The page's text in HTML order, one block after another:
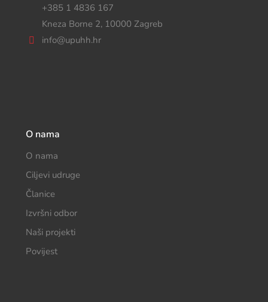
+385 1 4836 167
Kneza Borne 2, 10000 Zagreb
info@upuhh.hr
O nama
O nama
Ciljevi udruge
Članice
Izvršni odbor
Naši projekti
Povijest